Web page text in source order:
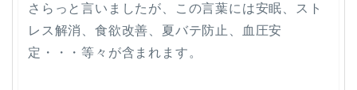
さらっと言いましたが、この言葉には安眠、スト
レス解消、食欲改善、夏バテ防止、血圧安
定・・・等々が含まれます。